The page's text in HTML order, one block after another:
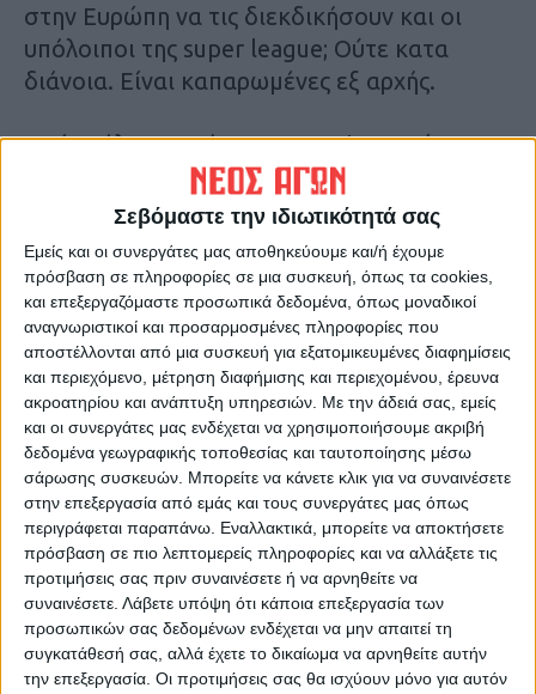
Σεβόμαστε την ιδιωτικότητά σας
Εμείς και οι συνεργάτες μας αποθηκεύουμε και/ή έχουμε
πρόσβαση σε πληροφορίες σε μια συσκευή, όπως τα cookies,
και επεξεργαζόμαστε προσωπικά δεδομένα, όπως μοναδικοί
αναγνωριστικοί και προσαρμοσμένες πληροφορίες που
αποστέλλονται από μια συσκευή για εξατομικευμένες διαφημίσεις
και περιεχόμενο, μέτρηση διαφήμισης και περιεχομένου, έρευνα
ακροατηρίου και ανάπτυξη υπηρεσιών. Με την άδειά σας, εμείς
και οι συνεργάτες μας ενδέχεται να χρησιμοποιήσουμε ακριβή
δεδομένα γεωγραφικής τοποθεσίας και ταυτοποίησης μέσω
σάρωσης συσκευών. Μπορείτε να κάνετε κλικ για να συναινέσετε
στην επεξεργασία από εμάς και τους συνεργάτες μας όπως
περιγράφεται παραπάνω. Εναλλακτικά, μπορείτε να αποκτήσετε
πρόσβαση σε πιο λεπτομερείς πληροφορίες και να αλλάξετε τις
προτιμήσεις σας πριν συναινέσετε ή να αρνηθείτε να
συναινέσετε. Λάβετε υπόψη ότι κάποια επεξεργασία των
προσωπικών σας δεδομένων ενδέχεται να μην απαιτεί τη
συγκατάθεσή σας, αλλά έχετε το δικαίωμα να αρνηθείτε αυτήν
την επεξεργασία. Οι προτιμήσεις σας θα ισχύουν μόνο για αυτόν
στην Ευρώπη να τις διεκδικήσουν και οι
υπόλοιποι της super league; Ούτε κατα
διάνοια. Είναι καπαρωμένες εξ αρχής.
Οπότε όλο το χρήμα της ΟΥΕΦΑ μπαίνει στα
ταμεία τους. Από την στιγμή που συμβαίνει
αυτό η ψαλίδα με τους άλλους ανοίγει όλο
και περισσότερο μ’ αποτέλεσμα όχι απλά να
μιλάμε για δύο ταχύτητες, αλλά για
πατρίκιους και πληβείους!
Όπως εξελίχθηκαν σταδιακά οι Ευρωπαϊκές
διοργανώσεις δίνουν όλο και περισσότερα
χρήματα. Δεν το κάνουν γιατί είναι
μπρούκληδες και… πονόψυχοι αλλά γιατί τα
κέρδη από χορηγούς, τηλεοπτικά και χίλια
δύο άλλα είναι ασύλληπτα! Δεν το συζητάμε
φυσικά για το Ghampions League το οποίο
κατέστη, πλέον, “απαγορευτικό” για ομάδες
κάποιων χωρών, μεταξύ αυτών και της
δικής μας!